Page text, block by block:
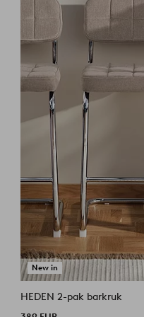
New in
HEDEN 2-pak barkruk